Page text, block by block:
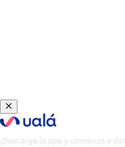
¡Descarga la app y comienza a